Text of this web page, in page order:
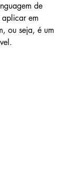
de
em
ou seja, é um